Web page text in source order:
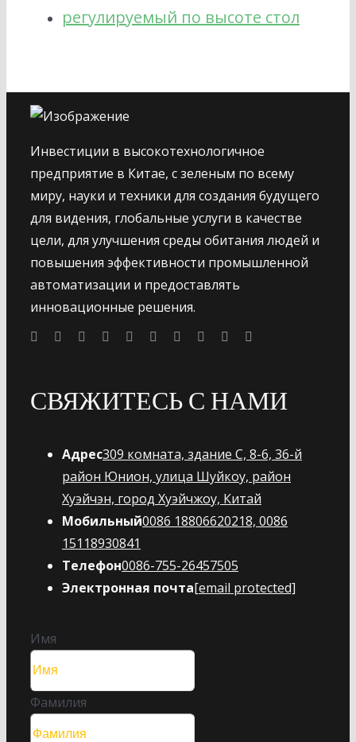
регулируемый по высоте стол
Инвестиции в высокотехнологичное
предприятие в Китае, с зеленым по всему
миру, науки и техники для создания будущего
для видения, глобальные услуги в качестве
цели, для улучшения среды обитания людей и
повышения эффективности промышленной
автоматизации и предоставлять
инновационные решения.
СВЯЖИТЕСЬ С НАМИ
Адрес309 комната, здание C, 8-6, 36-й
район Юнион, улица Шуйкоу, район
Хуэйчэн, город Хуэйчжоу, Китай
Мобильный0086 18806620218, 0086
15118930841
Телефон0086-755-26457505
Электронная почта[email protected]
Имя
Фамилия